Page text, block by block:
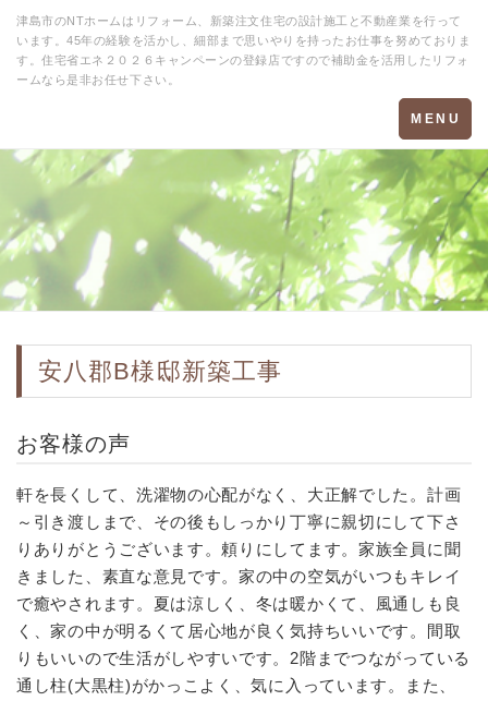
津島市のNTホームはリフォーム、新築注文住宅の設計施工と不動産業を行って
います。45年の経験を活かし、細部まで思いやりを持ったお仕事を努めておりま
す。住宅省エネ２０２６キャンペーンの登録店ですので補助金を活用したリフォ
ームなら是非お任せ下さい。
Toggle
navigation
MENU
安八郡B様邸新築工事
お客様の声
軒を長くして、洗濯物の心配がなく、大正解でした。計画
～引き渡しまで、その後もしっかり丁寧に親切にして下さ
りありがとうございます。頼りにしてます。家族全員に聞
きました、素直な意見です。家の中の空気がいつもキレイ
で癒やされます。夏は涼しく、冬は暖かくて、風通しも良
く、家の中が明るくて居心地が良く気持ちいいです。間取
りもいいので生活がしやすいです。2階までつながっている
通し柱(大黒柱)がかっこよく、気に入っています。また、